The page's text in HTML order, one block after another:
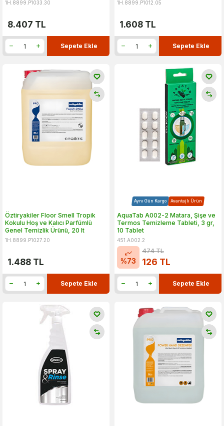
1H.8899.P1033.30
8.407 TL
Sepete Ekle
1H.8899.P1012.05
1.608 TL
Sepete Ekle
Öztiryakiler Floor Smell Tropik
Kokulu Hoş ve Kalıcı Parfümlü
Genel Temizlik Ürünü, 20 lt
1H.8899.P1027.20
1.488 TL
Sepete Ekle
Aynı Gün Kargo Avantajlı Ürün
AquaTab A002-2 Matara, Şişe ve
Termos Temizleme Tableti, 3 gr,
10 Tablet
451.A002.2
%73
474TL
126 TL
Sepete Ekle